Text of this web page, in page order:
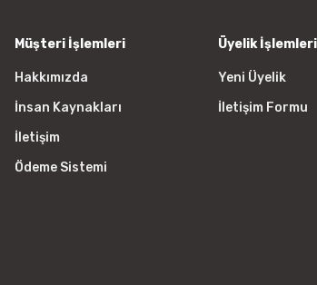
Müşteri İşlemleri
Hakkımızda
İnsan Kaynakları
İletişim
Ödeme Sistemi
Üyelik İşlemleri
Yeni Üyelik
İletişim Formu